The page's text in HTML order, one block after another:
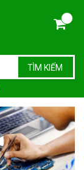
TÌM KIẾM